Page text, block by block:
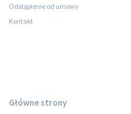
Odstąpienie od umowy
Kontakt
Główne strony